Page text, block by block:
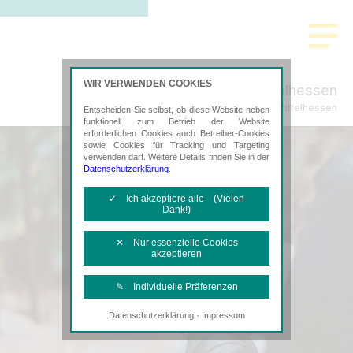
ADVISA Mittelhessen
Steuerberatung in Mittelhessen
WIR VERWENDEN COOKIES
Entscheiden Sie selbst, ob diese Website neben
funktionell zum Betrieb der Website
erforderlichen Cookies auch Betreiber-Cookies
sowie Cookies für Tracking und Targeting
verwenden darf. Weitere Details finden Sie in der
Datenschutzerklärung
✓ Ich akzeptiere alle (Vielen
Dank!)
✕ Nur essenzielle Cookies
akzeptieren
✎ Individuelle Präferenzen
Notwendige Cookies
Diese Cookies sind erforderlich, um die
Datenschutzerklärung· Impressum